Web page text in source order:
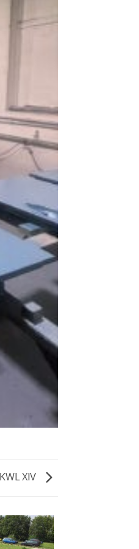
XIV